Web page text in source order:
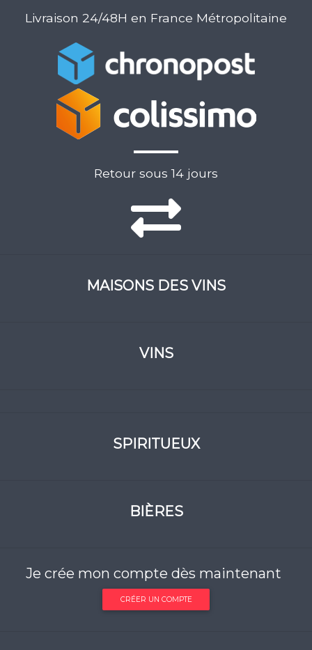
Livraison 24/48H en France Métropolitaine
Retour sous 14 jours
MAISONS DES VINS
VINS
SPIRITUEUX
BIÈRES
Je crée mon compte dès maintenant
CRÉER UN COMPTE